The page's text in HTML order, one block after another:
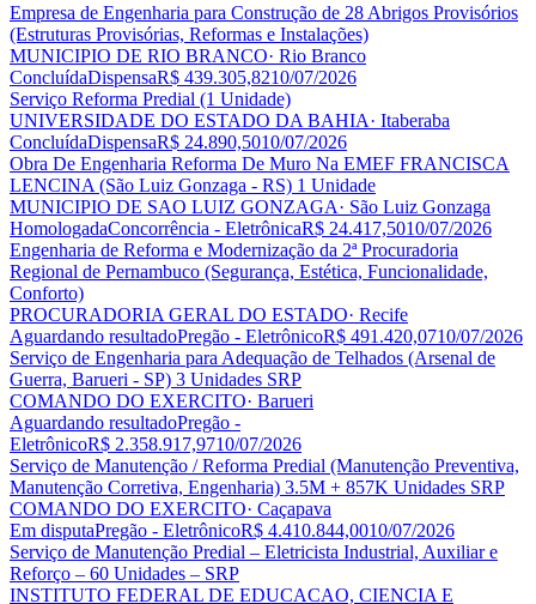
Empresa de Engenharia para Construção de 28 Abrigos Provisórios
(Estruturas Provisórias, Reformas e Instalações)
MUNICIPIO DE RIO BRANCO· Rio Branco
ConcluídaDispensaR$ 439.305,8210/07/2026
Serviço Reforma Predial (1 Unidade)
UNIVERSIDADE DO ESTADO DA BAHIA· Itaberaba
ConcluídaDispensaR$ 24.890,5010/07/2026
Obra De Engenharia Reforma De Muro Na EMEF FRANCISCA
LENCINA (São Luiz Gonzaga - RS) 1 Unidade
MUNICIPIO DE SAO LUIZ GONZAGA· São Luiz Gonzaga
HomologadaConcorrência - EletrônicaR$ 24.417,5010/07/2026
Engenharia de Reforma e Modernização da 2ª Procuradoria
Regional de Pernambuco (Segurança, Estética, Funcionalidade,
Conforto)
PROCURADORIA GERAL DO ESTADO· Recife
Aguardando resultadoPregão - EletrônicoR$ 491.420,0710/07/2026
Serviço de Engenharia para Adequação de Telhados (Arsenal de
Guerra, Barueri - SP) 3 Unidades SRP
COMANDO DO EXERCITO· Barueri
Aguardando resultadoPregão -
EletrônicoR$ 2.358.917,9710/07/2026
Serviço de Manutenção / Reforma Predial (Manutenção Preventiva,
Manutenção Corretiva, Engenharia) 3.5M + 857K Unidades SRP
COMANDO DO EXERCITO· Caçapava
Em disputaPregão - EletrônicoR$ 4.410.844,0010/07/2026
Serviço de Manutenção Predial – Eletricista Industrial, Auxiliar e
Reforço – 60 Unidades – SRP
INSTITUTO FEDERAL DE EDUCACAO, CIENCIA E